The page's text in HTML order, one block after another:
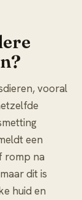
vooral
een
romp na
dit is
huid en